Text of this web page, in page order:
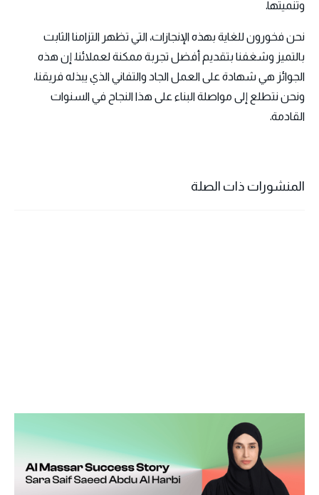
وتنميتها.
نحن فخورون للغاية بهذه الإنجازات، التي تظهر التزامنا الثابت
بالتميز وشغفنا بتقديم أفضل تجربة ممكنة لعملائنا. إن هذه
الجوائز هي شهادة على العمل الجاد والتفاني الذي يبذله فريقنا،
ونحن نتطلع إلى مواصلة البناء على هذا النجاح في السنوات
القادمة.
المنشورات ذات الصلة